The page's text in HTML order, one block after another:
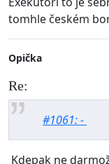
tomhle českém
Opička
Re:
#1061: -
Kdepak ne